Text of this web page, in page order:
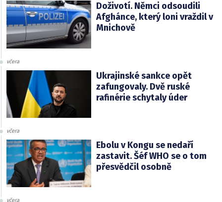
Doživotí. Němci odsoudili
Afghánce, který loni vraždil v
Mnichově
včera
Ukrajinské sankce opět
zafungovaly. Dvě ruské
rafinérie schytaly úder
včera
Ebolu v Kongu se nedaří
zastavit. Šéf WHO se o tom
přesvědčil osobně
včera